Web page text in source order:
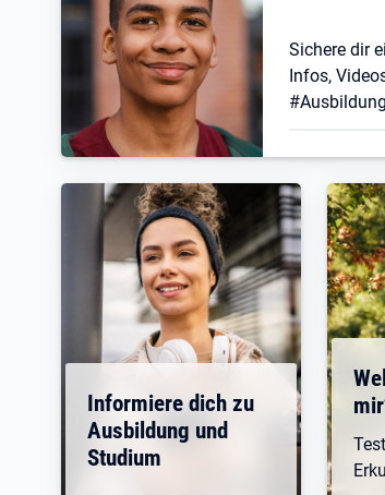
Sichere dir
Infos,
Informiere dich zu
Ausbildung und
Studium